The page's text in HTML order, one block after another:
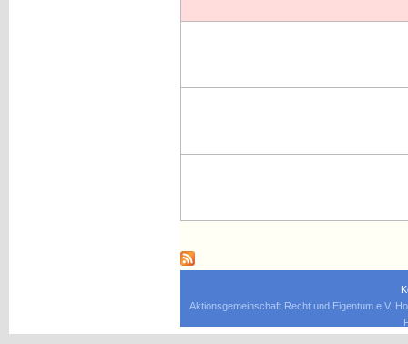
Aktionsgemeinschaft Recht und Eigentum e.V.